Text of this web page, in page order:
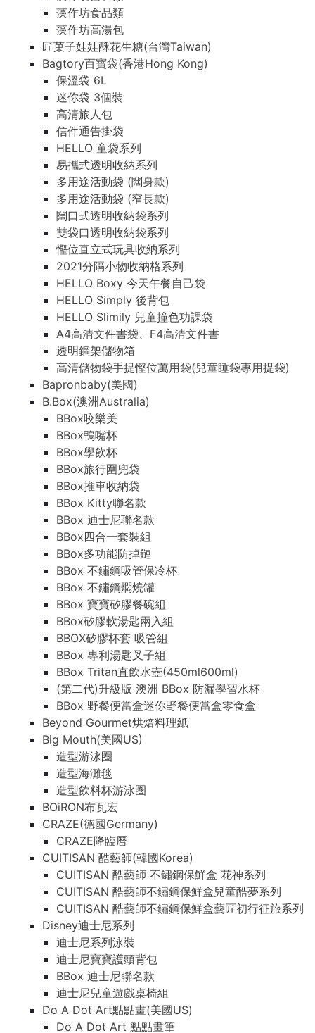
藻作坊食品類
藻作坊高湯包
匠菓子娃娃酥花生糖(台灣Taiwan)
Bagtory百寶袋(香港Hong Kong)
保溫袋 6L
迷你袋 3個裝
高清旅人包
信件通告掛袋
HELLO 童袋系列
易攜式透明收納系列
多用途活動袋 (闊身款)
多用途活動袋 (窄長款)
闊口式透明收納袋系列
雙袋口透明收納袋系列
慳位直立式玩具收納系列
2021分隔小物收納格系列
HELLO Boxy 今天午餐自己袋
HELLO Simply 後背包
HELLO Slimily 兒童撞色功課袋
A4高清文件書袋、F4高清文件書
透明鋼架儲物箱
高清儲物袋手提慳位萬用袋(兒童睡袋專用提袋)
Bapronbaby(美國)
B.Box(澳洲Australia)
BBox咬樂美
BBox鴨嘴杯
BBox學飲杯
BBox旅行圍兜袋
BBox推車收納袋
BBox Kitty聯名款
BBox 迪士尼聯名款
BBox四合一套裝組
BBox多功能防掉鏈
BBox 不鏽鋼吸管保冷杯
BBox 不鏽鋼燜燒罐
BBox 寶寶矽膠餐碗組
BBox矽膠軟湯匙兩入組
BBOX矽膠杯套 吸管組
BBox 專利湯匙叉子組
BBox Tritan直飲水壺(450ml600ml)
(第二代)升級版 澳洲 BBox 防漏學習水杯
BBox 野餐便當盒迷你野餐便當盒零食盒
Beyond Gourmet烘焙料理紙
Big Mouth(美國US)
造型游泳圈
造型海灘毯
造型飲料杯游泳圈
BOiRON布瓦宏
CRAZE(德國Germany)
CRAZE降臨曆
CUITISAN 酷藝師(韓國Korea)
CUITISAN 酷藝師 不鏽鋼保鮮盒 花神系列
CUITISAN 酷藝師不鏽鋼保鮮盒兒童酷夢系列
CUITISAN 酷藝師不鏽鋼保鮮盒藝匠初行征旅系列
Disney迪士尼系列
迪士尼系列泳裝
迪士尼寶寶護頭背包
BBox 迪士尼聯名款
迪士尼兒童遊戲桌椅組
Do A Dot Art點點畫(美國US)
Do A Dot Art 點點畫筆